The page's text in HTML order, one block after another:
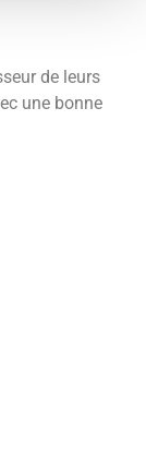
de leurs
une bonne